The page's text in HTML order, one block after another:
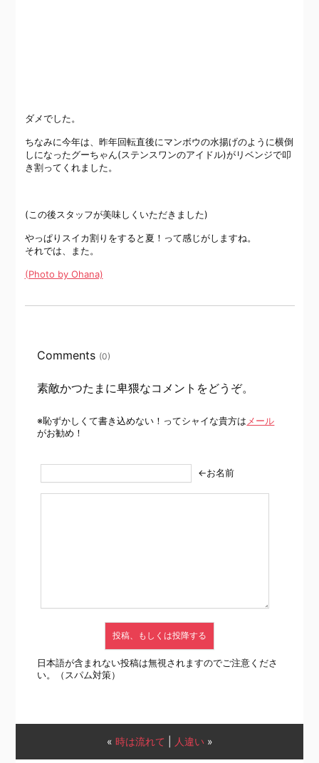
ダメでした。
ちなみに今年は、昨年回転直後にマンボウの水揚げのように横倒
しになったグーちゃん(ステンスワンのアイドル)がリベンジで叩
き割ってくれました。
(この後スタッフが美味しくいただきました)
やっぱりスイカ割りをすると夏！って感じがしますね。
それでは、また。
(Photo by Ohana)
Comments (0)
素敵かつたまに卑猥なコメントをどうぞ。
※恥ずかしくて書き込めない！ってシャイな貴方は メール
がお勧め！
←お名前
日本語が含まれない投稿は無視されますのでご注意くださ
い。（スパム対策）
« 時は流れて 人違い »